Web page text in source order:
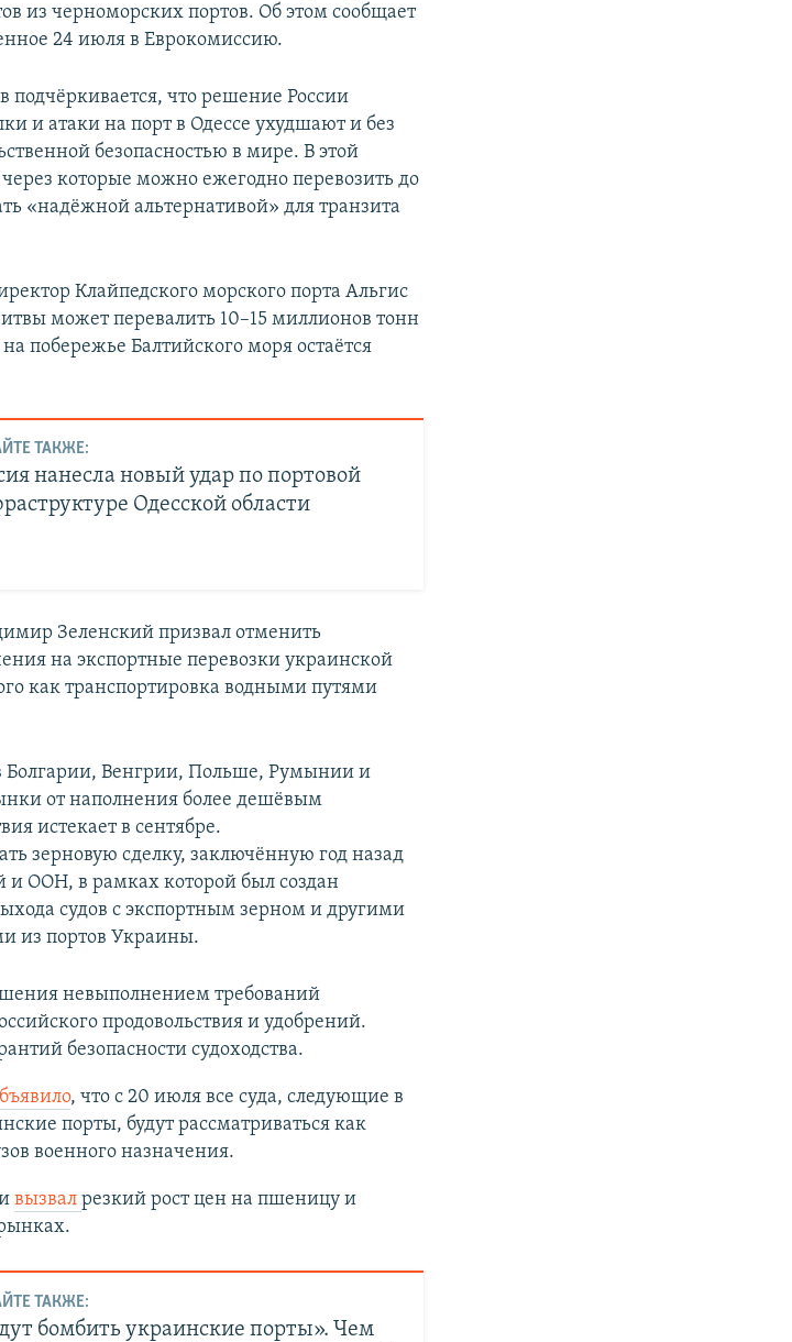
из черноморских портов. Об этом сообщает
24 июля в Еврокомиссию.
подчёркивается, что решение России
и атаки на порт в Одессе ухудшают и без
безопасностью в мире. В этой
которые можно ежегодно перевозить до
«надёжной альтернативой» для транзита
Клайпедского морского порта Альгис
может перевалить 10–15 миллионов тонн
побережье Балтийского моря остаётся
ТАКЖЕ:
нанесла новый удар по портовой
Одесской области
Зеленский призвал отменить
на экспортные перевозки украинской
как транспортировка водными путями
Болгарии, Венгрии, Польше, Румынии и
от наполнения более дешёвым
истекает в сентябре.
зерновую сделку, заключённую год назад
ООН, в рамках которой был создан
судов с экспортным зерном и другими
из портов Украины.
невыполнением требований
продовольствия и удобрений.
безопасности судоходства.
, что с 20 июля все суда, следующие в
порты, будут рассматриваться как
военного назначения.
вызвал резкий рост цен на пшеницу и
ТАКЖЕ:
бомбить украинские порты». Чем